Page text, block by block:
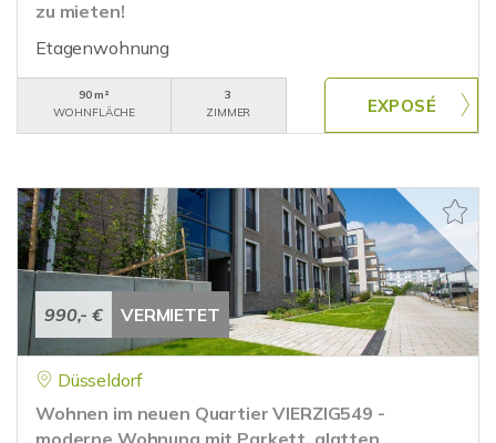
zu mieten!
Etagenwohnung
90 m²
WOHNFLÄCHE
3
ZIMMER
990,- € VERMIETET
Düsseldorf
Wohnen im neuen Quartier VIERZIG549 -
moderne Wohnung mit Parkett, glatten